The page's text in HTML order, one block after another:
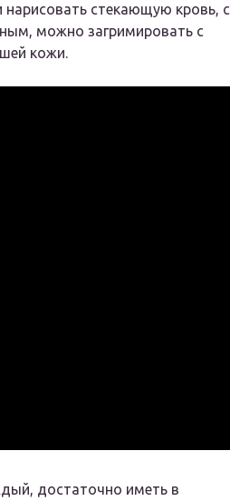
нарисовать стекающую кровь, с
можно загримировать с
кожи.
достаточно иметь в